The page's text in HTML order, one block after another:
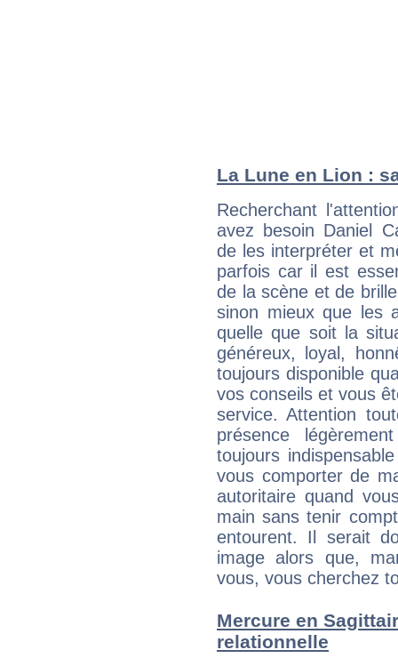
La Lune en Lion :
Recherchant
avez besoin Daniel
de les interpréter et
parfois car il est
de la scène et de
sinon mieux que les
quelle que soit la
généreux, loyal,
toujours disponible
vos conseils et vous
service. Attention
présence
toujours
vous comporter de
autoritaire quand
main sans tenir
entourent. Il serait
image alors que,
vous, vous cherchez
Mercure en
relationnelle